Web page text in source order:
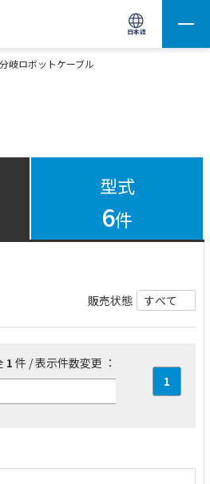
日本語
サイト内検索(Enterで実行)
岐ロボットケーブル
型式
6件
販売状態
1 件 / 表示件数変更 ：
1